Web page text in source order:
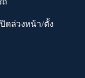
ดล่วงหน้า/ตั้ง